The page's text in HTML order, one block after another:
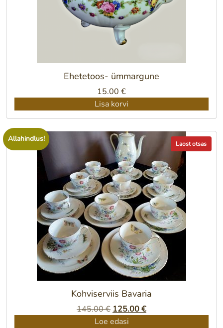
Ehetetoos- ümmargune
15.00 €
Lisa korvi
Laost otsas
Allahindlus!
Kohviserviis Bavaria
145.00€ Algne
hind
125.00€Praegune
Loe edasi